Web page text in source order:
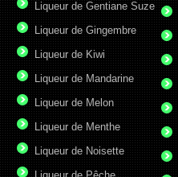
Liqueur de Gentiane Suze
Liqueur de Gingembre
Liqueur de Kiwi
Liqueur de Mandarine
Liqueur de Melon
Liqueur de Menthe
Liqueur de Noisette